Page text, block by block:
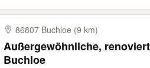
86807 Buchloe (9 km)
Außergewöhnliche,
Buchloe